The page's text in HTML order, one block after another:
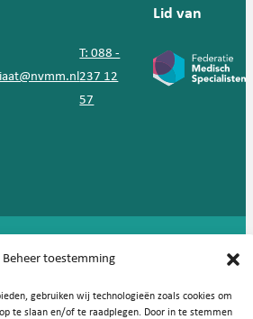
Beheer toestemming
gebruiken wij technologieën zoals cookies om
te slaan en/of te raadplegen. Door in te stemmen
T: 088 -
237 12
57
Lid van
Vereniging voor Medische